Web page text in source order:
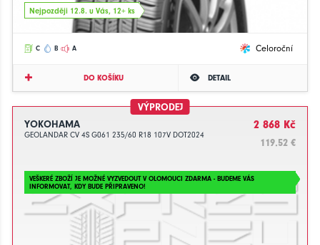
Nejpozději 12.8. u Vás, 12+ ks
C B A Celoroční
DO KOŠÍKU DETAIL
VÝPRODEJ
YOKOHAMA
GEOLANDAR CV 4S G061 235/60 R18 107V DOT2024
2 868 Kč
119.52 €
VEŠKERÉ ZBOŽÍ JE MOŽNÉ VYZVEDOUT V OLOMOUCI ZDARMA - BUDEME VÁS
INFORMOVAT, KDY BUDE PŘIPRAVENO!